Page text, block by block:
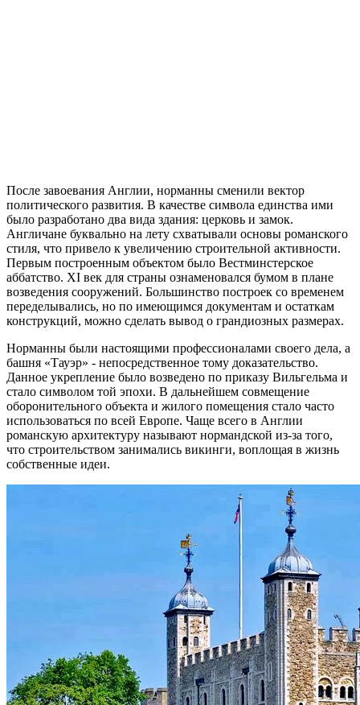
После завоевания Англии, норманны сменили вектор
политического развития. В качестве символа единства ими
было разработано два вида здания: церковь и замок.
Англичане буквально на лету схватывали основы романского
стиля, что привело к увеличению строительной активности.
Первым построенным объектом было Вестминстерское
аббатство. XI век для страны ознаменовался бумом в плане
возведения сооружений. Большинство построек со временем
переделывались, но по имеющимся документам и остаткам
конструкций, можно сделать вывод о грандиозных размерах.
Норманны были настоящими профессионалами своего дела, а
башня «Тауэр» - непосредственное тому доказательство.
Данное укрепление было возведено по приказу Вильгельма и
стало символом той эпохи. В дальнейшем совмещение
оборонительного объекта и жилого помещения стало часто
использоваться по всей Европе. Чаще всего в Англии
романскую архитектуру называют нормандской из-за того,
что строительством занимались викинги, воплощая в жизнь
собственные идеи.